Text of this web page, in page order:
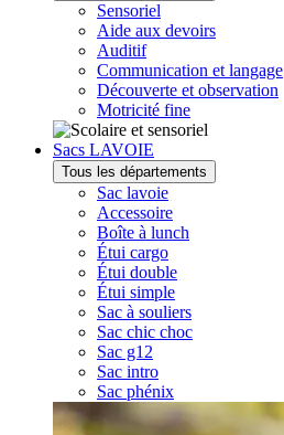
Sensoriel
Aide aux devoirs
Auditif
Communication et langage
Découverte et observation
Motricité fine
Sacs LAVOIE
Tous les départements
Sac lavoie
Accessoire
Boîte à lunch
Étui cargo
Étui double
Étui simple
Sac à souliers
Sac chic choc
Sac g12
Sac intro
Sac phénix